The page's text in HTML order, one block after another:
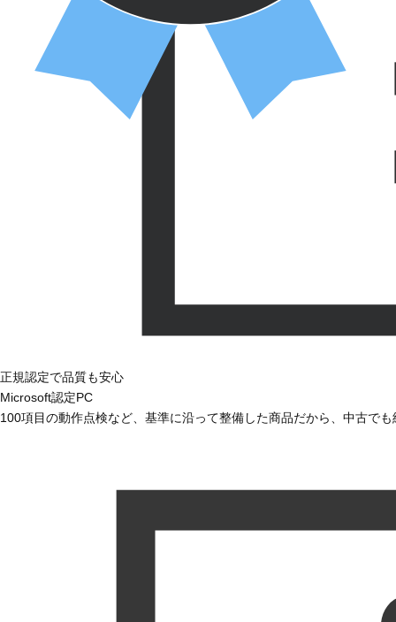
正規認定で品質も安心
Microsoft認定PC
100項目の動作点検など、基準に沿って整備した商品だから、中古で